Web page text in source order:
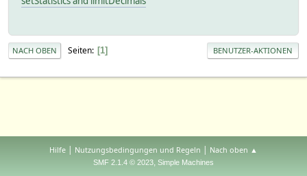
NACH OBEN Seiten 1 BENUTZER-AKTIONEN
Hilfe | Nutzungsbedingungen und Regeln | Nach oben ▲
SMF 2.1.4 © 2023, Simple Machines